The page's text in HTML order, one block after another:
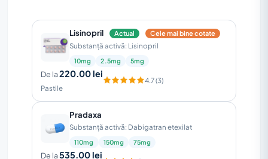
Lisinopril Actual Cele mai bine cotate
Substanță activă: Lisinopril
10mg 2.5mg 5mg
De la220.00 lei
Pastile
4.7 (3)
Pradaxa
Substanță activă: Dabigatran etexilat
110mg 150mg 75mg
De la535.00 lei